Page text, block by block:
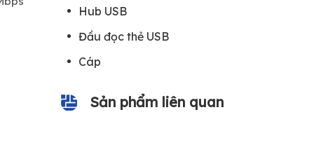
Hub USB
Đầu đọc thẻ USB
Cáp
Sản phẩm liên quan